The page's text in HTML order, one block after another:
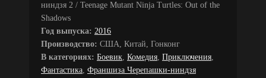
ниндзя 2 / Teenage Mutant Ninja Turtles: Out of the
Shadows
Год выпуска: 2016
Производство: США, Китай, Гонконг
В категориях: Боевик, Комедия, Приключения,
Фантастика, Франшиза Черепашки-ниндзя